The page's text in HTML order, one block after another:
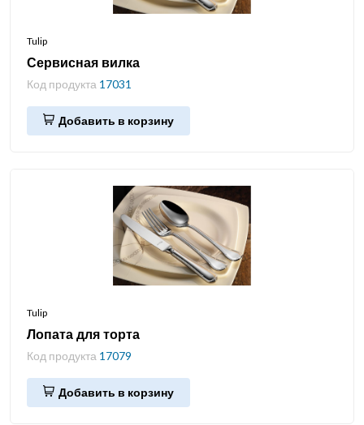
Tulip
Сервисная вилка
Код продукта 17031
Добавить в корзину
Tulip
Лопата для торта
Код продукта 17079
Добавить в корзину